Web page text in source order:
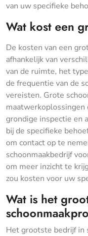
van uw specifieke
Wat kost een
De kosten van een
afhankelijk van
van de ruimte, het
de frequentie van de
vereisten. Grote
maatwerkoplossingen
grondige inspectie en
bij de specifieke
om contact op te
schoonmaakbedrijf
om meer inzicht te
zou kosten voor uw
Wat is het
Het grootste bedrijf in